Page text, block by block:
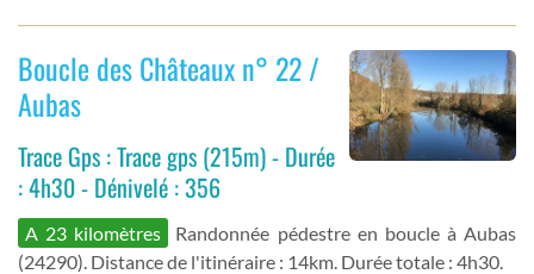
Boucle des Châteaux n° 22 /
Aubas
Trace Gps : Trace gps (215m) - Durée
: 4h30 - Dénivelé : 356
A 23 kilomètres
Randonnée pédestre en boucle à Aubas
(24290). Distance de l'itinéraire : 14km. Durée totale : 4h30.